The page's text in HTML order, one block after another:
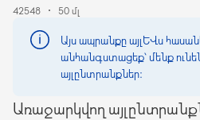
42548 50 մլ
Այս ապրանքը այլևս
անհանգստացեք՝ մենք
այլընտրանքներ։
Առաջարկվող